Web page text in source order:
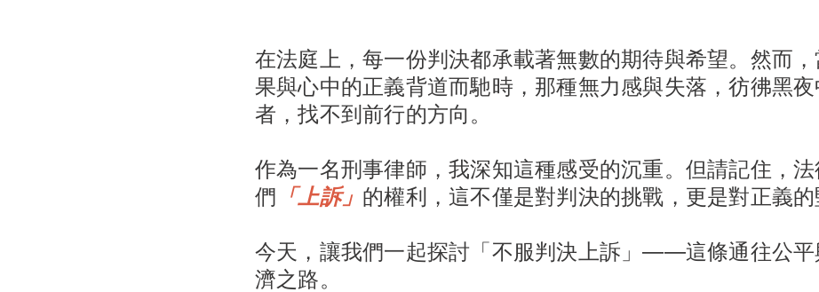
在法庭上，每一份判決都承載著無數的期待與希望。然而
果與心中的正義背道而馳時，那種無力感與失落，彷彿黑
者，找不到前行的方向。
作為一名刑事律師，我深知這種感受的沉重。但請記住，
們
「上訴」 的權利，這不僅是對判決的挑戰，更是對正義的
今天，讓我們一起探討「不服判決上訴」——這條通往公平
濟之路。